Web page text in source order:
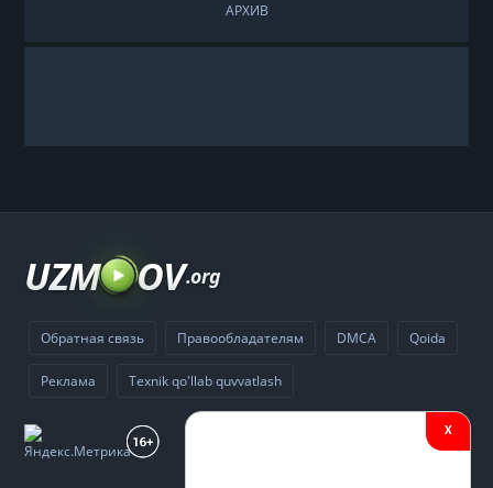
АРХИВ
UZM OV.org
Обратная связь Правообладателям DMCA Qoida
Реклама Texnik qo'llab quvvatlash
X